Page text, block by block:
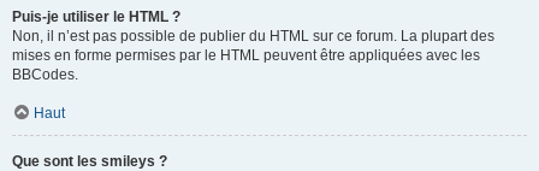
Puis-je utiliser le HTML ?
Non, il n’est pas possible de publier du HTML sur ce forum. La plupart des
mises en forme permises par le HTML peuvent être appliquées avec les
BBCodes.
Haut
Que sont les smileys ?